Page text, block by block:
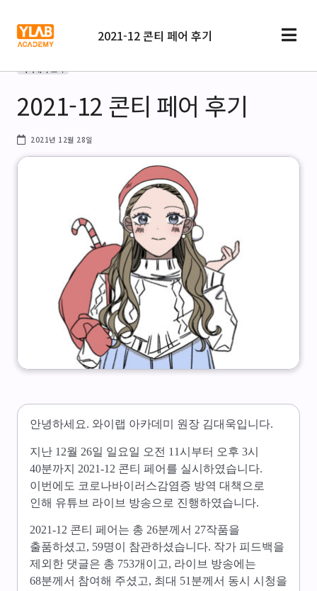
2021-12 콘티 페어 후기
아카데미 소식
2021-12 콘티 페어 후기
2021년 12월 28일
안녕하세요. 와이랩 아카데미 원장 김대욱입니다.
지난 12월 26일 일요일 오전 11시부터 오후 3시
40분까지 2021-12 콘티 페어를 실시하였습니다.
이번에도 코로나바이러스감염증 방역 대책으로
인해 유튜브 라이브 방송으로 진행하였습니다.
2021-12 콘티 페어는 총 26분께서 27작품을
출품하셨고, 59명이 참관하셨습니다. 작가 피드백을
제외한 댓글은 총 753개이고, 라이브 방송에는
68분께서 참여해 주셨고, 최대 51분께서 동시 시청을